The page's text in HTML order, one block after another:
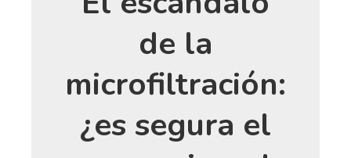
de la
microfiltración:
¿es segura el